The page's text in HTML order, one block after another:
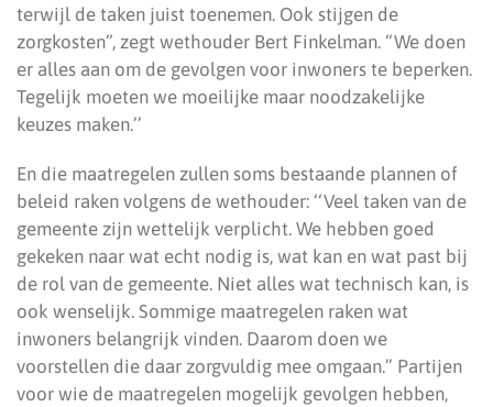
terwijl de taken juist toenemen. Ook stijgen de
zorgkosten”, zegt wethouder Bert Finkelman. “We doen
er alles aan om de gevolgen voor inwoners te beperken.
Tegelijk moeten we moeilijke maar noodzakelijke
keuzes maken.’’
En die maatregelen zullen soms bestaande plannen of
beleid raken volgens de wethouder: ‘‘Veel taken van de
gemeente zijn wettelijk verplicht. We hebben goed
gekeken naar wat echt nodig is, wat kan en wat past bij
de rol van de gemeente. Niet alles wat technisch kan, is
ook wenselijk. Sommige maatregelen raken wat
inwoners belangrijk vinden. Daarom doen we
voorstellen die daar zorgvuldig mee omgaan.” Partijen
voor wie de maatregelen mogelijk gevolgen hebben,